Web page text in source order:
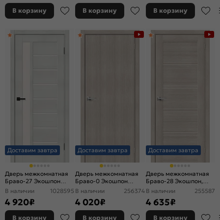
В корзину В корзину В корзину
Доставим завтра
Дверь межкомнатная
Браво-27 Экошпон
Bianco melinga,
царговая
В наличии 1028595
4 920₽
В корзину
Доставим завтра
Дверь межкомнатная
Браво-0 Экошпон
Cappuccino Melinga,
каркасно-щитовая
В наличии 256374
4 020₽
В корзину
Доставим завтра
Дверь межкомнатная
Браво-28 Экошпон,
Cappuccino Melinga,
царговая
В наличии 255587
4 635₽
В корзину